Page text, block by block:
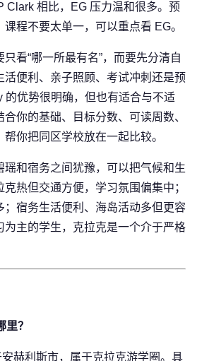
Clark 相比，EG 压力温和很多。预
程不要太单一，可以重点看 EG。
看“哪一所最有名”，而要先分清自
活便利、亲子照顾、考试冲刺还是预
的优势很明确，但也有适合与不适
你的基础、目标分数、可读周数、
你把同区学校放在一起比较。
瑶和宿务之间犹豫，可以把气候和生
热但交通方便，学习氛围偏集中；
；宿务生活便利、海岛活动多但更容
为主的学生，克拉克是一个介于严格
？
赫利斯市，属于克拉克游学圈。具